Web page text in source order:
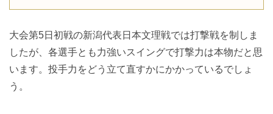
大会第5日初戦の新潟代表日本文理戦では打撃戦を制しま
したが、各選手とも力強いスイングで打撃力は本物だと思
います。投手力をどう立て直すかにかかっているでしょ
う。